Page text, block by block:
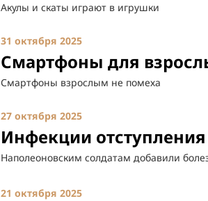
Акулы и скаты играют в игрушки
31 октября 2025
Смартфоны для
Смартфоны взрослым не помеха
27 октября 2025
Инфекции отступления
Наполеоновским солдатам добавили
21 октября 2025